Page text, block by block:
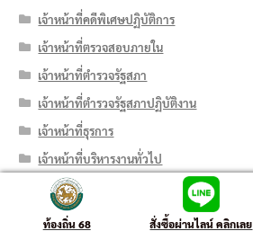
เจ้าหน้าที่คดีพิเศษปฏิบัติการ
เจ้าหน้าที่ตรวจสอบภายใน
เจ้าหน้าที่ตำรวจรัฐสภา
เจ้าหน้าที่ตำรวจรัฐสภาปฏิบัติงาน
เจ้าหน้าที่ธุรการ
เจ้าหน้าที่บริหารงานทั่วไป
เจ้าหน้าที่บันทึกข้อมูล
เจ้าหน้าที่ปกครอง
ท้องถิ่น 68 สั่งซื้อผ่านไลน์ คลิกเลย